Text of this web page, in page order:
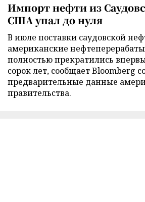
Импорт нефти из
США упал до нуля
В июле поставки саудовской
американские
полностью прекратились
сорок лет, сообщает Bloomberg
предварительные данные
правительства.